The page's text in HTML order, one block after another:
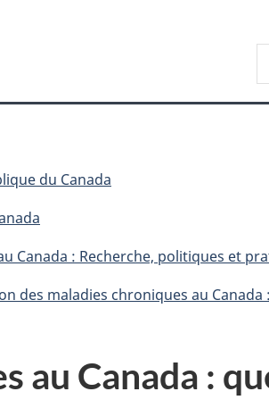
sujet
HTML
du Canada
Canada : Recherche, politiques et
des maladies chroniques au
au Canada :